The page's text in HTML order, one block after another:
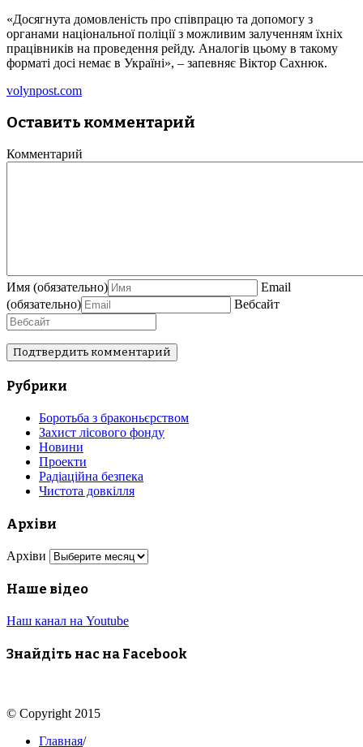
«Досягнута домовленість про співпрацю та допомогу з
органами національної поліції з можливим залученням їхніх
працівників на проведення рейду. Аналогів цьому в такому
форматі досі немає в Україні», – запевняє Віктор Сахнюк.
volynpost.com
Оставить комментарий
Комментарий
Имя (обязательно)
Email
(обязательно)
Вебсайт
Рубрики
Боротьба з браконьєрством
Захист лісового фонду
Новини
Проекти
Радіаційна безпека
Чистота довкілля
Архіви
Архіви
Наше відео
Наш канал на Youtube
Знайдіть нас на Facebook
© Copyright 2015
Главная/